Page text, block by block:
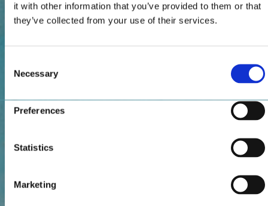
it with other information that you’ve provided to them or that
they’ve collected from your use of their services.
Selection
Necessary
Preferences
Statistics
Marketing